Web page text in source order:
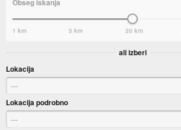
Obseg iskanja
1 km 5 km 20 km
ali izberi
Lokacija
---
Lokacija podrobno
---